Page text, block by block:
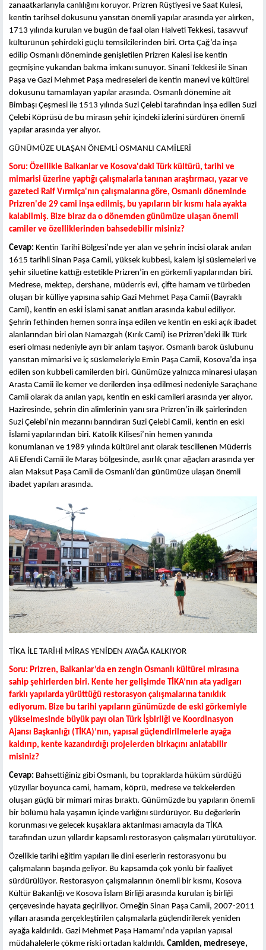
zanaatkarlarıyla canlılığını koruyor. Prizren Rüştiyesi ve Saat Kulesi,
kentin tarihsel dokusunu yansıtan önemli yapılar arasında yer alırken,
1713 yılında kurulan ve bugün de faal olan Halveti Tekkesi, tasavvuf
kültürünün şehirdeki güçlü temsilcilerinden biri. Orta Çağ’da inşa
edilip Osmanlı döneminde genişletilen Prizren Kalesi ise kentin
geçmişine yukarıdan bakma imkanı sunuyor. Sinani Tekkesi ile Sinan
Paşa ve Gazi Mehmet Paşa medreseleri de kentin manevi ve kültürel
dokusunu tamamlayan yapılar arasında. Osmanlı dönemine ait
Bimbaşı Çeşmesi ile 1513 yılında Suzi Çelebi tarafından inşa edilen Suzi
Çelebi Köprüsü de bu mirasın şehir içindeki izlerini sürdüren önemli
yapılar arasında yer alıyor.
GÜNÜMÜZE ULAŞAN ÖNEMLİ OSMANLI CAMİLERİ
Soru: Özellikle Balkanlar ve Kosova'daki Türk kültürü, tarihi ve
mimarisi üzerine yaptığı çalışmalarla tanınan araştırmacı, yazar ve
gazeteci Raif Vırmiça'nın çalışmalarına göre, Osmanlı döneminde
Prizren'de 29 cami inşa edilmiş, bu yapıların bir kısmı hala ayakta
kalabilmiş. Bize biraz da o dönemden günümüze ulaşan önemli
camiler ve özelliklerinden bahsedebilir misiniz?
Cevap: Kentin Tarihi Bölgesi’nde yer alan ve şehrin incisi olarak anılan
1615 tarihli Sinan Paşa Camii, yüksek kubbesi, kalem işi süslemeleri ve
şehir siluetine kattığı estetikle Prizren’in en görkemli yapılarından biri.
Medrese, mektep, dershane, müderris evi, çifte hamam ve türbeden
oluşan bir külliye yapısına sahip Gazi Mehmet Paşa Camii (Bayraklı
Cami), kentin en eski İslami sanat anıtları arasında kabul ediliyor.
Şehrin fethinden hemen sonra inşa edilen ve kentin en eski açık ibadet
alanlarından biri olan Namazgah (Kırık Cami) ise Prizren’deki ilk Türk
eseri olması nedeniyle ayrı bir anlam taşıyor. Osmanlı barok üslubunu
yansıtan mimarisi ve iç süslemeleriyle Emin Paşa Camii, Kosova’da inşa
edilen son kubbeli camilerden biri. Günümüze yalnızca minaresi ulaşan
Arasta Camii ile kemer ve derilerden inşa edilmesi nedeniyle Saraçhane
Camii olarak da anılan yapı, kentin en eski camileri arasında yer alıyor.
Haziresinde, şehrin din alimlerinin yanı sıra Prizren’in ilk şairlerinden
Suzi Çelebi’nin mezarını barındıran Suzi Çelebi Camii, kentin en eski
İslami yapılarından biri. Katolik Kilisesi’nin hemen yanında
konumlanan ve 1989 yılında kültürel anıt olarak tescillenen Müderris
Ali Efendi Camii ile Maraş bölgesinde, asırlık çınar ağaçları arasında yer
alan Maksut Paşa Camii de Osmanlı’dan günümüze ulaşan önemli
ibadet yapıları arasında.
TİKA İLE TARİHİ MİRAS YENİDEN AYAĞA KALKIYOR
Soru: Prizren, Balkanlar’da en zengin Osmanlı kültürel mirasına
sahip şehirlerden biri. Kente her gelişimde TİKA’nın ata yadigarı
farklı yapılarda yürüttüğü restorasyon çalışmalarına tanıklık
ediyorum. Bize bu tarihi yapıların günümüzde de eski görkemiyle
yükselmesinde büyük payı olan Türk İşbirliği ve Koordinasyon
Ajansı Başkanlığı (TİKA)’nın, yapısal güçlendirilmelerle ayağa
kaldırıp, kente kazandırdığı projelerden birkaçını anlatabilir
misiniz?
Cevap: Bahsettiğiniz gibi Osmanlı, bu topraklarda hüküm sürdüğü
yüzyıllar boyunca cami, hamam, köprü, medrese ve tekkelerden
oluşan güçlü bir mimari miras bıraktı. Günümüzde bu yapıların önemli
bir bölümü hala yaşamın içinde varlığını sürdürüyor. Bu değerlerin
korunması ve gelecek kuşaklara aktarılması amacıyla da TİKA
tarafından uzun yıllardır kapsamlı restorasyon çalışmaları yürütülüyor.
Özellikle tarihi eğitim yapıları ile dini eserlerin restorasyonu bu
çalışmaların başında geliyor. Bu kapsamda çok yönlü bir faaliyet
sürdürülüyor. Restorasyon çalışmalarının önemli bir kısmı, Kosova
Kültür Bakanlığı ve Kosova İslam Birliği arasında kurulan iş birliği
çerçevesinde hayata geçiriliyor. Örneğin Sinan Paşa Camii, 2007-2011
yılları arasında gerçekleştirilen çalışmalarla güçlendirilerek yeniden
ayağa kaldırıldı. Gazi Mehmet Paşa Hamamı’nda yapılan yapısal
müdahalelerle çökme riski ortadan kaldırıldı. Camiden, medreseye,